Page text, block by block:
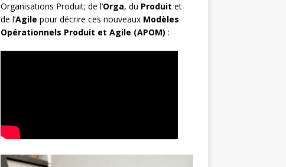
Organisations Produit; de l’Orga, du Produit et
de l’Agile pour décrire ces nouveaux Modèles
Opérationnels Produit et Agile (APOM) :